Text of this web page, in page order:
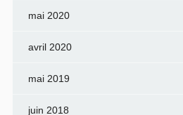
mai 2020
avril 2020
mai 2019
juin 2018